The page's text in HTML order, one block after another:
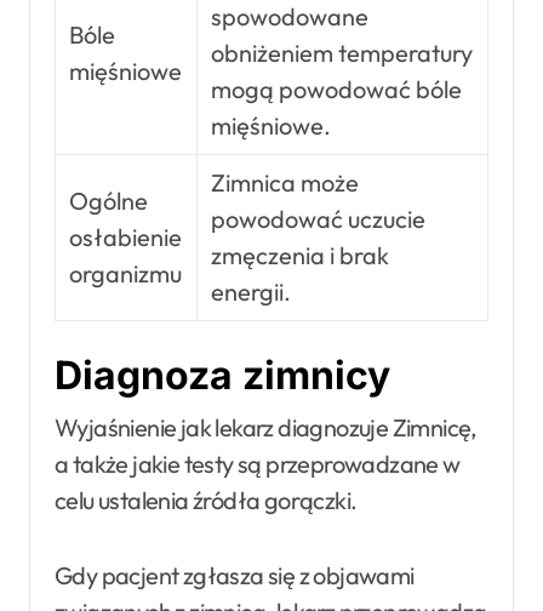
Bóle
mięśniowe
spowodowane
obniżeniem temperatury
mogą powodować bóle
mięśniowe.
Ogólne
osłabienie
organizmu
Zimnica może
powodować uczucie
zmęczenia i brak
energii.
Diagnoza zimnicy
Wyjaśnienie jak lekarz diagnozuje Zimnicę,
a także jakie testy są przeprowadzane w
celu ustalenia źródła gorączki.
Gdy pacjent zgłasza się z objawami